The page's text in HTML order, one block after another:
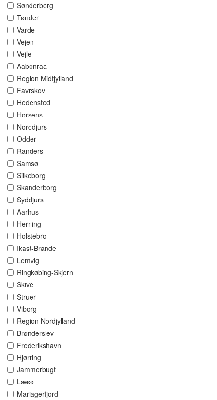
Sønderborg
Tønder
Varde
Vejen
Vejle
Aabenraa
Region Midtjylland
Favrskov
Hedensted
Horsens
Norddjurs
Odder
Randers
Samsø
Silkeborg
Skanderborg
Syddjurs
Aarhus
Herning
Holstebro
Ikast-Brande
Lemvig
Ringkøbing-Skjern
Skive
Struer
Viborg
Region Nordjylland
Brønderslev
Frederikshavn
Hjørring
Jammerbugt
Læsø
Mariagerfjord